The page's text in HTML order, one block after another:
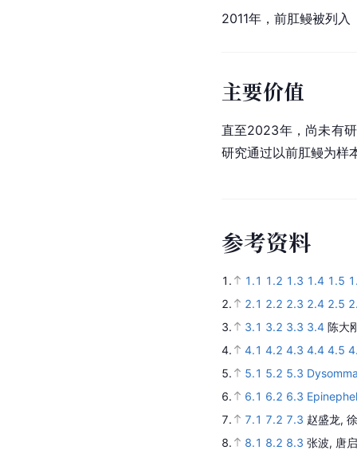
2011年，前肛鳗被列
主要价值
直至2023年，尚未有
研究通过以前肛鳗为样
参考资料
1. 1.1 1.2 1.3 1.4 1.5
2.
2.1 2.2 2.3 2.4 2.5
3.
3.1 3.2 3.3 3.4 陈大
4.
4.1 4.2 4.3 4.4 4.5
5.
5.1 5.2 5.3
6.
6.1 6.2 6.3
7.
7.1 7.2 7.3 赵盛龙,
8.
8.1 8.2 8.3 张波, 唐